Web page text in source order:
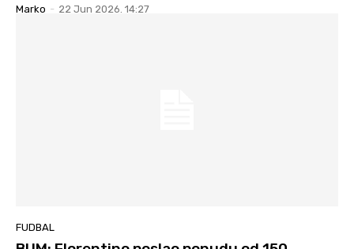
Marko - 22 Jun 2026. 14:27
FUDBAL